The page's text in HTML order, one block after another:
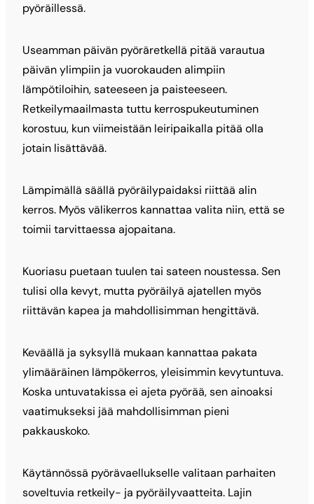
pyöräillessä.
Useamman päivän pyöräretkellä pitää varautua
päivän ylimpiin ja vuorokauden alimpiin
lämpötiloihin, sateeseen ja paisteeseen.
Retkeilymaailmasta tuttu kerrospukeutuminen
korostuu, kun viimeistään leiripaikalla pitää olla
jotain lisättävää.
Lämpimällä säällä pyöräilypaidaksi riittää alin
kerros. Myös välikerros kannattaa valita niin, että se
toimii tarvittaessa ajopaitana.
Kuoriasu puetaan tuulen tai sateen noustessa. Sen
tulisi olla kevyt, mutta pyöräilyä ajatellen myös
riittävän kapea ja mahdollisimman hengittävä.
Keväällä ja syksyllä mukaan kannattaa pakata
ylimääräinen lämpökerros, yleisimmin kevytuntuva.
Koska untuvatakissa ei ajeta pyörää, sen ainoaksi
vaatimukseksi jää mahdollisimman pieni
pakkauskoko.
Käytännössä pyörävaellukselle valitaan parhaiten
soveltuvia retkeily- ja pyöräilyvaatteita. Lajin